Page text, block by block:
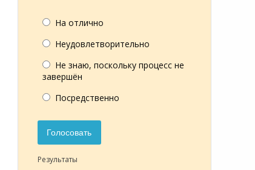
На отлично
Неудовлетворительно
Не знаю, поскольку процесс не
завершён
Посредственно
Голосовать
Результаты